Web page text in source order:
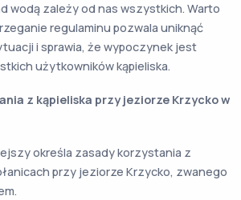
wodą zależy od nas wszystkich. Warto
regulaminu pozwala uniknąć
i sprawia, że wypoczynek jest
użytkowników kąpieliska.
z kąpieliska przy jeziorze Krzycko w
określa zasady korzystania z
przy jeziorze Krzycko, zwanego